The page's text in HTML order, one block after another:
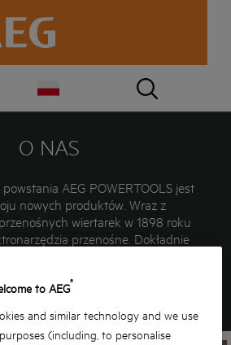
O NAS
AEG POWERTOOLS jest
nowych produktów. Wraz z
wiertarek w 1898 roku
przenośne. Dokładnie
EKSCYTUJĄCA
to AEG®
and similar technology and we use
(including, to personalise